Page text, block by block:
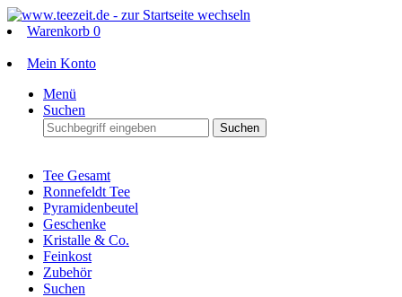
Warenkorb 0
Mein Konto
Menü
Suchen
Suchen
Tee Gesamt
Ronnefeldt Tee
Pyramidenbeutel
Geschenke
Kristalle & Co.
Feinkost
Zubehör
Suchen